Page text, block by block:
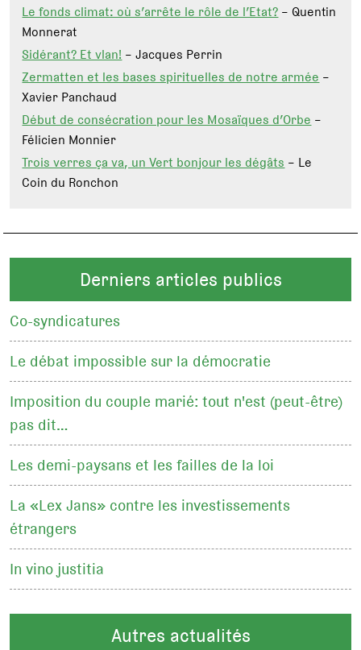
Le fonds climat: où s’arrête le rôle de l’Etat? – Quentin
Monnerat
Sidérant? Et vlan! – Jacques Perrin
Zermatten et les bases spirituelles de notre armée –
Xavier Panchaud
Début de consécration pour les Mosaïques d’Orbe –
Félicien Monnier
Trois verres ça va, un Vert bonjour les dégâts – Le
Coin du Ronchon
Derniers articles publics
Co-syndicatures
Le débat impossible sur la démocratie
Imposition du couple marié: tout n'est (peut-être)
pas dit…
Les demi-paysans et les failles de la loi
La «Lex Jans» contre les investissements
étrangers
In vino justitia
Autres actualités